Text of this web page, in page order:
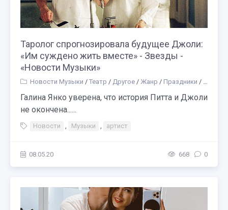
Таролог спрогнозировала будущее Джоли:
«Им суждено жить вместе» - Звезды -
«Новости Музыки»
Новости Музыки / Театр / Другое / Жанр / Праздники /
Галина Янко уверена, что история Питта и Джоли
не окончена......
Новости , Музыки , артист
08.05.20 668 0